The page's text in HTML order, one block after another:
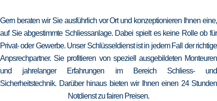
Gern beraten wir Sie ausführlich vor Ort und konzeptionieren Ihnen eine,
auf Sie abgestimmte Schliessanlage. Dabei spielt es keine Rolle ob für
Privat- oder Gewerbe. Unser Schlüsseldienst ist in jedem Fall der richtige
Anpsrechpartner. Sie profitieren von speziell ausgebildeten Monteuren
und jahrelanger Erfahrungen im Bereich Schliess- und
Sicherheitstechnik. Darüber hinaus bieten wir Ihnen einen 24 Stunden
Notdienst zu fairen Preisen.